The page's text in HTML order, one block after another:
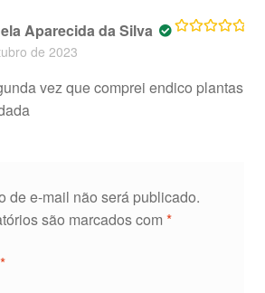
Aparecida da Silva
de 2023
vez que comprei endico plantas
de e-mail não será publicado.
são marcados com *
*